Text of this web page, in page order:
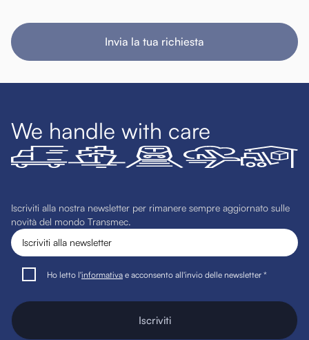
Invia la tua richiesta
We handle with care
Iscriviti alla nostra newsletter per rimanere sempre aggiornato sulle
novità del mondo Transmec.
Ho letto l'informativa e acconsento all'invio delle newsletter *
Iscriviti